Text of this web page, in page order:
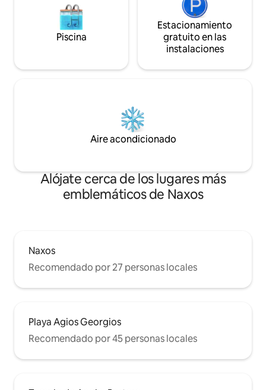
Piscina
Estacionamiento
gratuito en las
instalaciones
Aire acondicionado
Alójate cerca de los lugares más
emblemáticos de Naxos
Naxos
Recomendado por 27 personas locales
Playa Agios Georgios
Recomendado por 45 personas locales